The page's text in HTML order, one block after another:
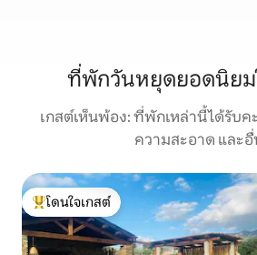
ที่พักวันหยุดยอดนิยม
เกสต์เห็นพ้อง: ที่พักเหล่านี้ได้รับ
ความสะอาด และ
โดนใจเกสต์ที่สุด
โดนใจเกสต์